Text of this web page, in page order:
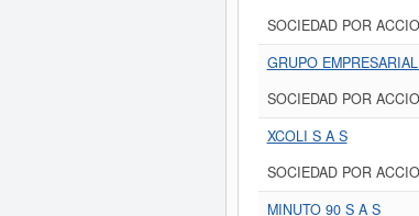
SOCIEDAD POR
GRUPO
SOCIEDAD POR
XCOLI S A S
SOCIEDAD POR
MINUTO 90 S A S